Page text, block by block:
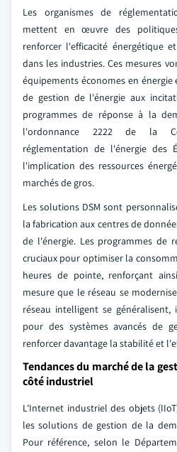
Les organismes de
mettent en œuvre des
renforcer l'efficacité énergétique
dans les industries. Ces mesures
équipements économes en
de gestion de l'énergie aux
programmes de réponse à la
l'ordonnance 2222 de la
réglementation de l'énergie des
l'implication des ressources
marchés de gros.
Les solutions DSM sont
la fabrication aux centres de
de l'énergie. Les programmes de
cruciaux pour optimiser la
heures de pointe, renforçant
mesure que le réseau se
réseau intelligent se
pour des systèmes avancés de
renforcer davantage la stabilité et
Tendances du marché de la
côté industriel
L'Internet industriel des objets
les solutions de gestion de la
Pour référence, selon le